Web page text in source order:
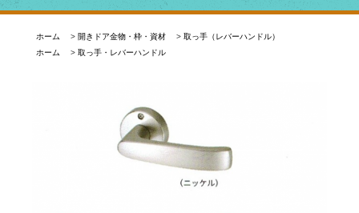
ホーム > 開きドア金物・枠・資材 > 取っ手（レバーハンドル）
ホーム
> 取っ手・レバーハンドル